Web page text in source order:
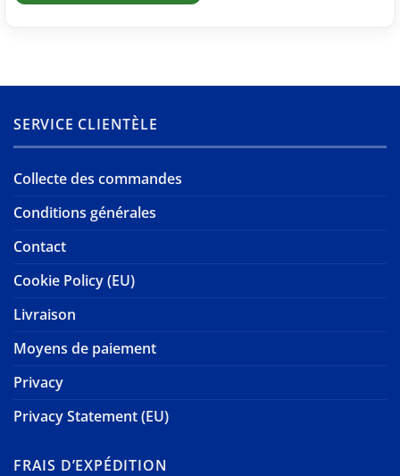
SERVICE CLIENTÈLE
Collecte des commandes
Conditions générales
Contact
Cookie Policy (EU)
Livraison
Moyens de paiement
Privacy
Privacy Statement (EU)
FRAIS D’EXPÉDITION